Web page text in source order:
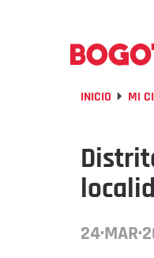
INICIO MI